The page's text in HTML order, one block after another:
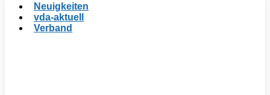
Neuigkeiten
vda-aktuell
Verband